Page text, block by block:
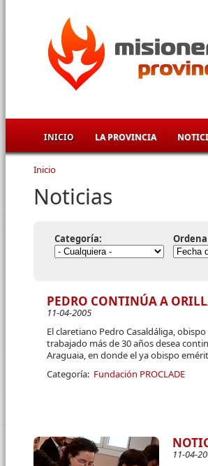
INICIO LA PROVINCIA
Se encuentra usted aquí
Inicio
Noticias
Categoría:
PEDRO CONTINÚA A
11-04-2005
El claretiano Pedro Casaldáliga,
trabajado más de 30 años desea
Araguaia, en donde el ya obispo
Categoría: Fundación PROCLADE
11-04-